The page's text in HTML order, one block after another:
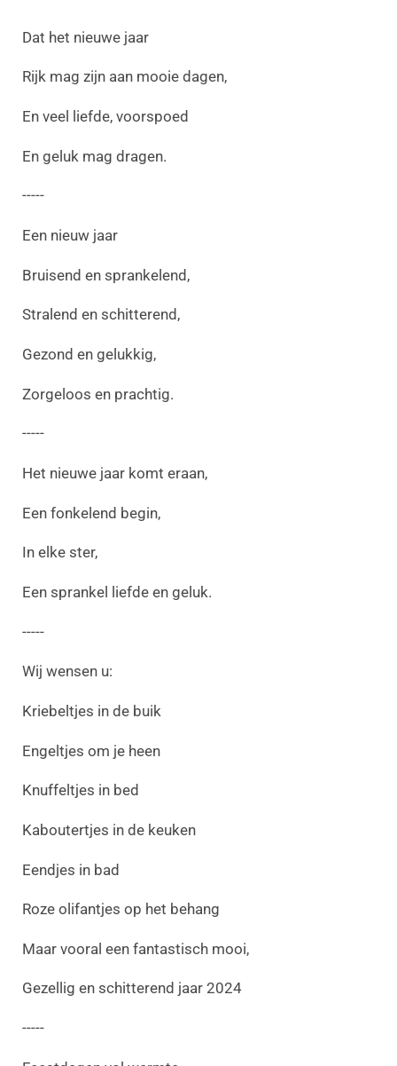
Dat het nieuwe jaar
Rijk mag zijn aan mooie dagen,
En veel liefde, voorspoed
En geluk mag dragen.
-----
Een nieuw jaar
Bruisend en sprankelend,
Stralend en schitterend,
Gezond en gelukkig,
Zorgeloos en prachtig.
-----
Het nieuwe jaar komt eraan,
Een fonkelend begin,
In elke ster,
Een sprankel liefde en geluk.
-----
Wij wensen u:
Kriebeltjes in de buik
Engeltjes om je heen
Knuffeltjes in bed
Kaboutertjes in de keuken
Eendjes in bad
Roze olifantjes op het behang
Maar vooral een fantastisch mooi,
Gezellig en schitterend jaar 2024
-----